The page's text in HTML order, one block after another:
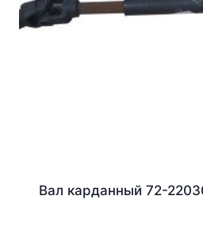
Вал карданный 72-